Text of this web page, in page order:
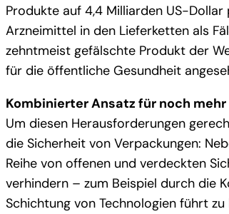
Produkte auf 4,4 Milliarden US-
Arzneimittel in den Lieferketten als
zehntmeist gefälschte Produkt der
für die öffentliche Gesundheit
Kombinierter Ansatz für noch
Um diesen Herausforderungen
die Sicherheit von Verpackungen:
Reihe von offenen und verdeckten
verhindern – zum Beispiel durch die
Schichtung von Technologien führt